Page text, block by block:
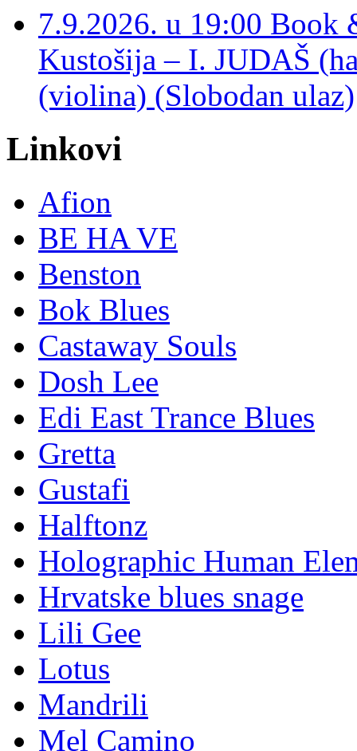
7.9.2026. u 19:00 Book
Kustošija – I. JUDAŠ
(violina) (Slobodan ulaz)
Linkovi
Afion
BE HA VE
Benston
Bok Blues
Castaway Souls
Dosh Lee
Edi East Trance Blues
Gretta
Gustafi
Halftonz
Holographic Human
Hrvatske blues snage
Lili Gee
Lotus
Mandrili
Mel Camino